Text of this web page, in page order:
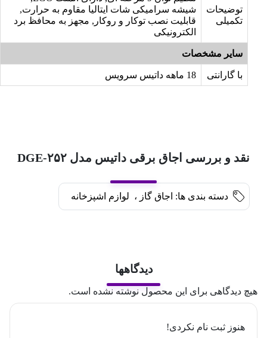
توضیحات
تکمیلی
شیشه سرامیکی شات ایتالیا مقاوم به حرارت,
قابلیت نصب توکار و روکار, مجهز به محافظ برد
الکترونیکی
سایر مشخصات
با گارانتی 18 ماهه داتیس سرویس
نقد و بررسی اجاق برقی داتیس مدل DGE-۲۵۲
دسته بندی ها: اجاق گاز لوازم اشپزخانه
دیدگاهها
هیچ دیدگاهی برای این محصول نوشته نشده است.
هنوز ثبت نام نکردی!